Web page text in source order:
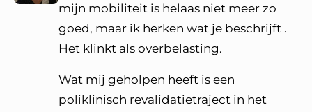
mijn mobiliteit is helaas niet meer zo
goed, maar ik herken wat je beschrijft .
Het klinkt als overbelasting.
Wat mij geholpen heeft is een
poliklinisch revalidatietraject in het